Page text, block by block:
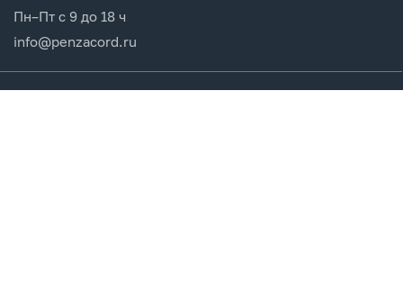
Пн–Пт с 9 до 18 ч
info@penzacord.ru
Производители